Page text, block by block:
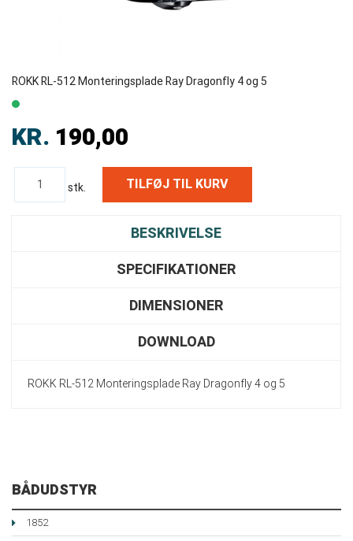
ROKK RL-512 Monteringsplade Ray Dragonfly 4 og 5
KR. 190,00
stk.
BESKRIVELSE
SPECIFIKATIONER
DIMENSIONER
DOWNLOAD
ROKK RL-512 Monteringsplade Ray Dragonfly 4 og 5
BÅDUDSTYR
1852